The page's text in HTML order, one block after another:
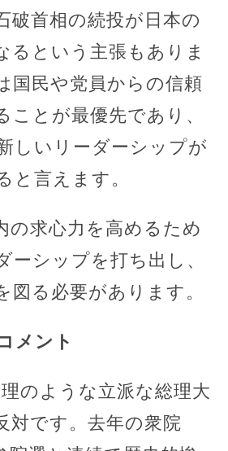
破首相の続投が日本の
るという主張もありま
国民や党員からの信頼
ことが最優先であり、
しいリーダーシップが
と言えます。
の求心力を高めるため
ーシップを打ち出し、
図る必要があります。
メント
のような立派な総理大
対です。去年の衆院